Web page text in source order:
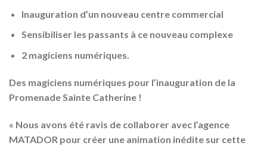
Inauguration d’un nouveau centre commercial
Sensibiliser les passants à ce nouveau complexe
2 magiciens numériques.
Des magiciens numériques pour l’inauguration de la
Promenade Sainte Catherine !
« Nous avons été ravis de collaborer avec l’agence
MATADOR pour créer une animation inédite sur cette